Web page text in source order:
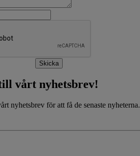
Skicka
vårt nyhetsbrev!
nyhetsbrev för att få de senaste nyheterna.